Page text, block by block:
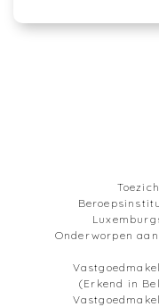
Onderworpen
(Erkend in